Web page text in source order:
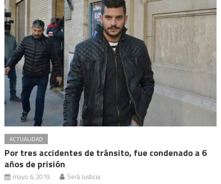
ACTUALIDAD
Por tres accidentes de tránsito, fue condenado a 6
años de prisión
mayo 6, 2019 Será Justicia